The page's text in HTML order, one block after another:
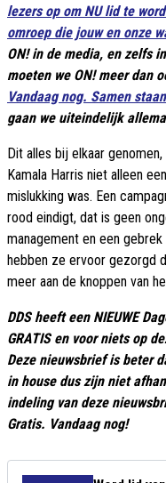
lezers op om NU lid te
omroep die jouw en onze
ON! in de media, en zelfs
moeten we ON! meer dan
Vandaag nog. Samen
gaan we uiteindelijk
Dit alles bij elkaar
Kamala Harris niet alleen
mislukking was. Een
rood eindigt, dat is geen
management en een
hebben ze ervoor gezorgd
meer aan de knoppen van
DDS heeft een NIEUWE
GRATIS en voor niets op
Deze nieuwsbrief is beter
in house dus zijn niet
indeling van deze
Gratis. Vandaag nog!